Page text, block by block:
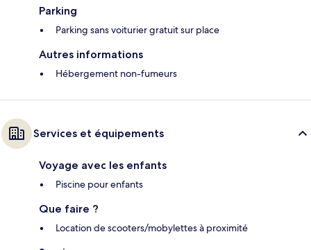
Parking
Parking sans voiturier gratuit sur place
Autres informations
Hébergement non-fumeurs
Services et équipements
Voyage avec les enfants
Piscine pour enfants
Que faire ?
Location de scooters/mobylettes à proximité